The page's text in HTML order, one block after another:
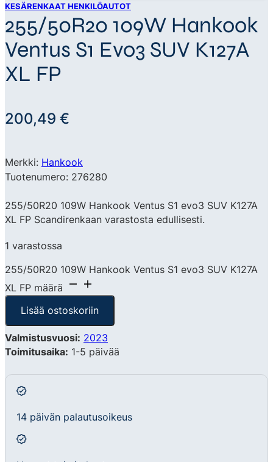
KESÄRENKAAT HENKILÖAUTOT
255/50R20 109W Hankook
Ventus S1 Evo3 SUV K127A
XL FP
200,49 €
Merkki: Hankook
Tuotenumero: 276280
255/50R20 109W Hankook Ventus S1 evo3 SUV K127A
XL FP Scandirenkaan varastosta edullisesti.
1 varastossa
255/50R20 109W Hankook Ventus S1 evo3 SUV K127A
XL FP määrä
Lisää ostoskoriin
Valmistusvuosi: 2023
Toimitusaika: 1-5 päivää
14 päivän palautusoikeus